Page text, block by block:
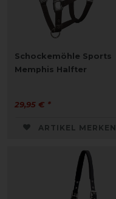
Schockemöhle Sports
Memphis Halfter
29,95 € *
ARTIKEL MERKEN